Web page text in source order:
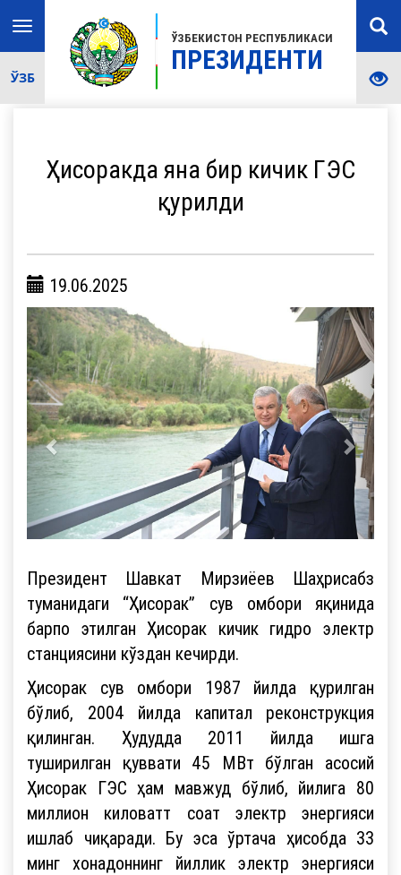
ЎЗБЕКИСТОН РЕСПУБЛИКАСИ
ПРЕЗИДЕНТИ
Toggle
navigation
ЎЗБ
Ҳисоракда яна бир кичик ГЭС
қурилди
19.06.2025
Президент Шавкат Мирзиёев Шаҳрисабз
туманидаги “Ҳисорак” сув омбори яқинида
барпо этилган Ҳисорак кичик гидро электр
станциясини кўздан кечирди.
Ҳисорак сув омбори 1987 йилда қурилган
бўлиб, 2004 йилда капитал реконструкция
қилинган. Ҳудудда 2011 йилда ишга
туширилган қуввати 45 МВт бўлган асосий
Ҳисорак ГЭС ҳам мавжуд бўлиб, йилига 80
миллион киловатт соат электр энергияси
ишлаб чиқаради. Бу эса ўртача ҳисобда 33
минг хонадоннинг йиллик электр энергияси